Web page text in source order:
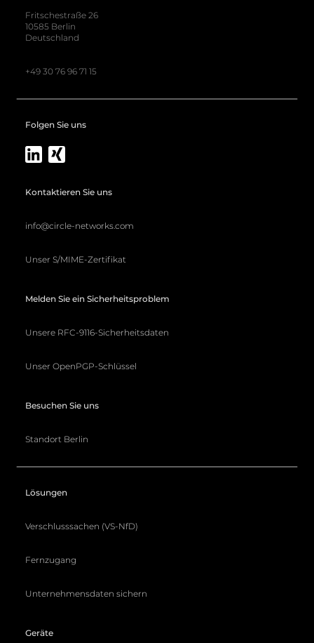
Fritschestraße 26
10585 Berlin
Deutschland
+49 30 76 96 71 15
Folgen Sie uns
Kontaktieren Sie uns
info@circle-networks.com
Unser S/MIME-Zertifikat
Melden Sie ein Sicherheitsproblem
Unsere RFC-9116-Sicherheitsdaten
Unser OpenPGP-Schlüssel
Besuchen Sie uns
Standort Berlin
Lösungen
Verschlusssachen (VS-NfD)
Fernzugang
Unternehmensdaten sichern
Geräte